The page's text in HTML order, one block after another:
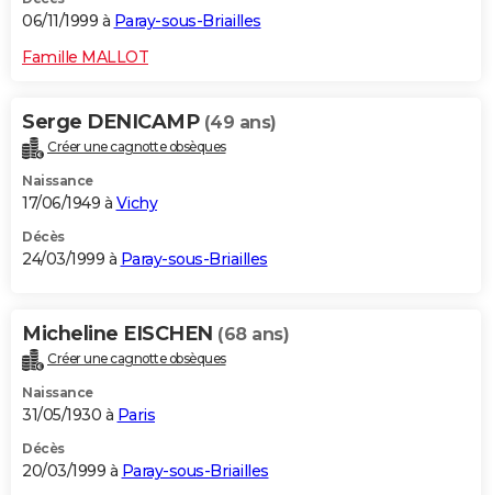
06/11/1999 à Paray-sous-Briailles
Famille MALLOT
Serge DENICAMP (49 ans)
Créer une cagnotte obsèques
Naissance
17/06/1949 à Vichy
Décès
24/03/1999 à Paray-sous-Briailles
Micheline EISCHEN (68 ans)
Créer une cagnotte obsèques
Naissance
31/05/1930 à Paris
Décès
20/03/1999 à Paray-sous-Briailles